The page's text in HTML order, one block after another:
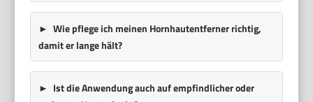
Wie pflege ich meinen Hornhautentferner richtig,
damit er lange hält?
Ist die Anwendung auch auf empfindlicher oder